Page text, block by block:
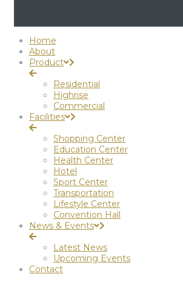
Home
About
Product
Residential
Highrise
Commercial
Facilities
Shopping Center
Education Center
Health Center
Hotel
Sport Center
Transportation
Lifestyle Center
Convention Hall
News & Events
Latest News
Upcoming Events
Contact